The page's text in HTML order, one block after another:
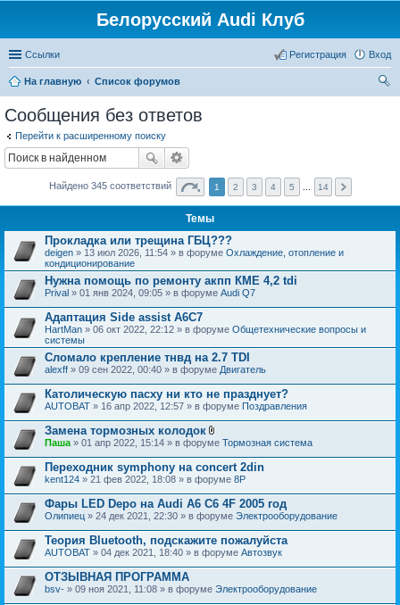
Белорусский Audi Клуб
Ссылки Вход
Регистрация
На главную
Список форумов
Сообщения без ответов
Перейти к расширенному поиску
Найдено 345 соответствий 1 2 3 4 5 14
Темы
Прокладка или трещина ГБЦ???
deigen » 13 июл 2026, 11:54 » в форуме Охлаждение, отопление и
кондиционирование
Нужна помощь по ремонту акпп КМЕ 4,2 tdi
Prival » 01 янв 2024, 09:05 » в форуме Audi Q7
Адаптация Side assist A6C7
HartMan » 06 окт 2022, 22:12 » в форуме Общетехнические вопросы и
системы
Сломало крепление тнвд на 2.7 TDI
alexff » 09 сен 2022, 00:40 » в форуме Двигатель
Католическую пасху ни кто не празднует?
AUTOBAT » 16 апр 2022, 12:57 » в форуме Поздравления
Замена тормозных колодок
В
о
ж
е
н
и
я
Паша » 01 апр 2022, 15:14 » в форуме Тормозная система
Переходник symphony на concert 2din
kent124 » 21 фев 2022, 18:08 » в форуме 8P
Фары LED Depo на Audi A6 C6 4F 2005 год
Олипиец » 24 дек 2021, 22:30 » в форуме Электрооборудование
Теория Bluetooth, подскажите пожалуйста
AUTOBAT » 04 дек 2021, 18:40 » в форуме Автозвук
ОТЗЫВНАЯ ПРОГРАММА
bsv- » 09 ноя 2021, 11:08 » в форуме Электрооборудование